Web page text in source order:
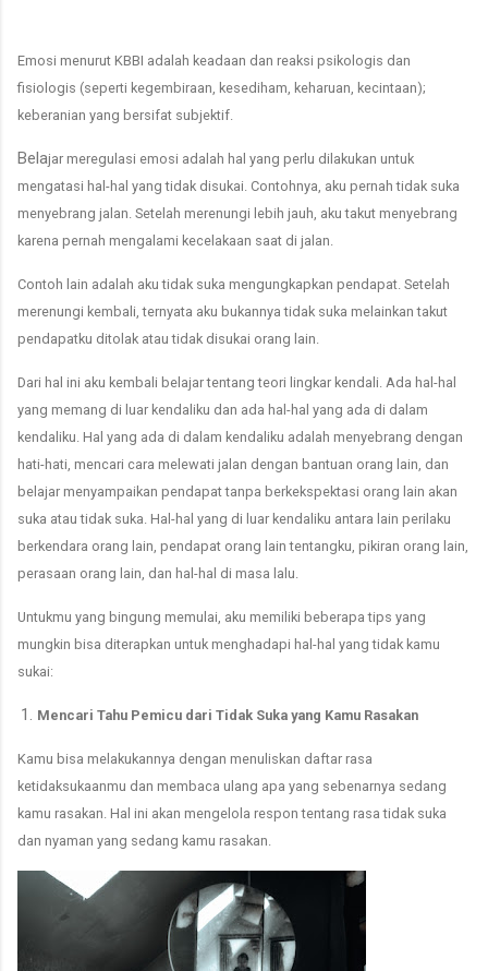
Emosi menurut KBBI adalah keadaan dan reaksi psikologis dan
fisiologis (seperti kegembiraan, kesediham, keharuan, kecintaan);
keberanian yang bersifat subjektif.
Belajar meregulasi emosi adalah hal yang perlu dilakukan untuk
mengatasi hal-hal yang tidak disukai. Contohnya, aku pernah tidak suka
menyebrang jalan. Setelah merenungi lebih jauh, aku takut menyebrang
karena pernah mengalami kecelakaan saat di jalan.
Contoh lain adalah aku tidak suka mengungkapkan pendapat. Setelah
merenungi kembali, ternyata aku bukannya tidak suka melainkan takut
pendapatku ditolak atau tidak disukai orang lain.
Dari hal ini aku kembali belajar tentang teori lingkar kendali. Ada hal-hal
yang memang di luar kendaliku dan ada hal-hal yang ada di dalam
kendaliku. Hal yang ada di dalam kendaliku adalah menyebrang dengan
hati-hati, mencari cara melewati jalan dengan bantuan orang lain, dan
belajar menyampaikan pendapat tanpa berkekspektasi orang lain akan
suka atau tidak suka. Hal-hal yang di luar kendaliku antara lain perilaku
berkendara orang lain, pendapat orang lain tentangku, pikiran orang lain,
perasaan orang lain, dan hal-hal di masa lalu.
Untukmu yang bingung memulai, aku memiliki beberapa tips yang
mungkin bisa diterapkan untuk menghadapi hal-hal yang tidak kamu
sukai:
1. Mencari Tahu Pemicu dari Tidak Suka yang Kamu Rasakan
Kamu bisa melakukannya dengan menuliskan daftar rasa
ketidaksukaanmu dan membaca ulang apa yang sebenarnya sedang
kamu rasakan. Hal ini akan mengelola respon tentang rasa tidak suka
dan nyaman yang sedang kamu rasakan.